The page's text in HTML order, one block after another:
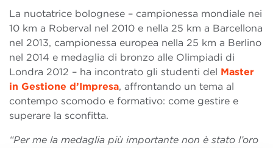
La nuotatrice bolognese – campionessa mondiale nei
10 km a Roberval nel 2010 e nella 25 km a Barcellona
nel 2013, campionessa europea nella 25 km a Berlino
nel 2014 e medaglia di bronzo alle Olimpiadi di
Londra 2012 – ha incontrato gli studenti del Master
in Gestione d’Impresa, affrontando un tema al
contempo scomodo e formativo: come gestire e
superare la sconfitta.
“Per me la medaglia più importante non è stato l’oro